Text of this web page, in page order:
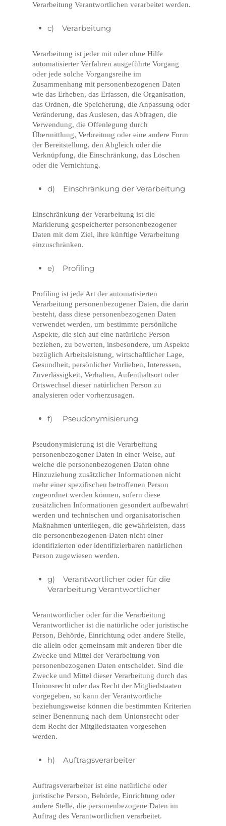
Verarbeitung Verantwortlichen verarbeitet werden.
c) Verarbeitung
Verarbeitung ist jeder mit oder ohne Hilfe
automatisierter Verfahren ausgeführte Vorgang
oder jede solche Vorgangsreihe im
Zusammenhang mit personenbezogenen Daten
wie das Erheben, das Erfassen, die Organisation,
das Ordnen, die Speicherung, die Anpassung oder
Veränderung, das Auslesen, das Abfragen, die
Verwendung, die Offenlegung durch
Übermittlung, Verbreitung oder eine andere Form
der Bereitstellung, den Abgleich oder die
Verknüpfung, die Einschränkung, das Löschen
oder die Vernichtung.
d) Einschränkung der Verarbeitung
Einschränkung der Verarbeitung ist die
Markierung gespeicherter personenbezogener
Daten mit dem Ziel, ihre künftige Verarbeitung
einzuschränken.
e) Profiling
Profiling ist jede Art der automatisierten
Verarbeitung personenbezogener Daten, die darin
besteht, dass diese personenbezogenen Daten
verwendet werden, um bestimmte persönliche
Aspekte, die sich auf eine natürliche Person
beziehen, zu bewerten, insbesondere, um Aspekte
bezüglich Arbeitsleistung, wirtschaftlicher Lage,
Gesundheit, persönlicher Vorlieben, Interessen,
Zuverlässigkeit, Verhalten, Aufenthaltsort oder
Ortswechsel dieser natürlichen Person zu
analysieren oder vorherzusagen.
f) Pseudonymisierung
Pseudonymisierung ist die Verarbeitung
personenbezogener Daten in einer Weise, auf
welche die personenbezogenen Daten ohne
Hinzuziehung zusätzlicher Informationen nicht
mehr einer spezifischen betroffenen Person
zugeordnet werden können, sofern diese
zusätzlichen Informationen gesondert aufbewahrt
werden und technischen und organisatorischen
Maßnahmen unterliegen, die gewährleisten, dass
die personenbezogenen Daten nicht einer
identifizierten oder identifizierbaren natürlichen
Person zugewiesen werden.
g) Verantwortlicher oder für die
Verarbeitung Verantwortlicher
Verantwortlicher oder für die Verarbeitung
Verantwortlicher ist die natürliche oder juristische
Person, Behörde, Einrichtung oder andere Stelle,
die allein oder gemeinsam mit anderen über die
Zwecke und Mittel der Verarbeitung von
personenbezogenen Daten entscheidet. Sind die
Zwecke und Mittel dieser Verarbeitung durch das
Unionsrecht oder das Recht der Mitgliedstaaten
vorgegeben, so kann der Verantwortliche
beziehungsweise können die bestimmten Kriterien
seiner Benennung nach dem Unionsrecht oder
dem Recht der Mitgliedstaaten vorgesehen
werden.
h) Auftragsverarbeiter
Auftragsverarbeiter ist eine natürliche oder
juristische Person, Behörde, Einrichtung oder
andere Stelle, die personenbezogene Daten im
Auftrag des Verantwortlichen verarbeitet.